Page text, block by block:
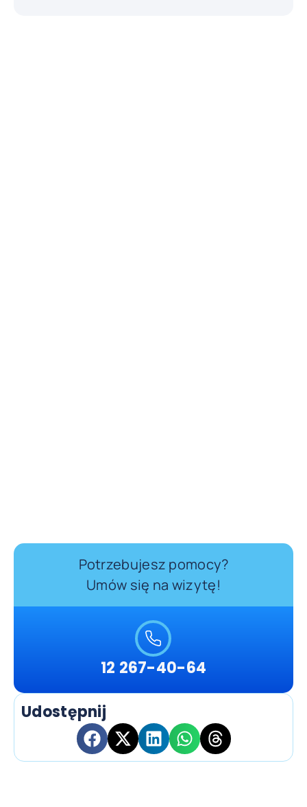
Potrzebujesz pomocy?
Umów się na wizytę!
12 267-40-64
Udostępnij